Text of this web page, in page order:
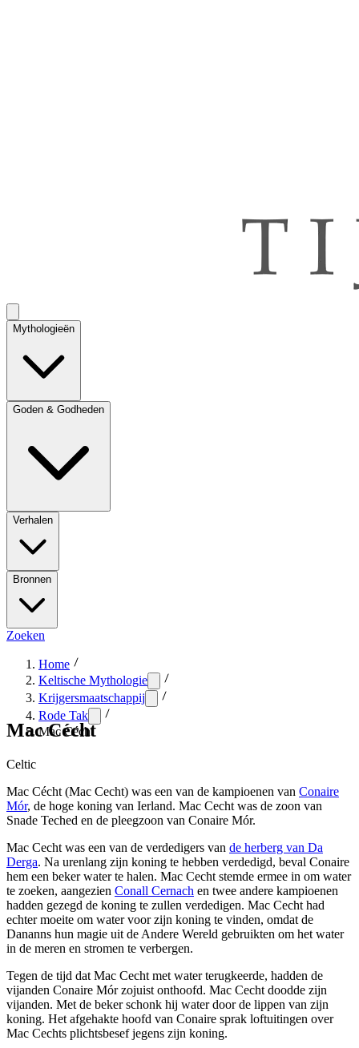
Mythologieën
Goden & Godheden
Verhalen
Bronnen
Zoeken
Home
Keltische Mythologie
Krijgersmaatschappij
Rode Tak
Mac Cécht
Mac Cécht
Celtic
Mac Cécht (Mac Cecht) was een van de kampioenen van Conaire
Mór, de hoge koning van Ierland. Mac Cecht was de zoon van
Snade Teched en de pleegzoon van Conaire Mór.
Mac Cecht was een van de verdedigers van de herberg van Da
Derga. Na urenlang zijn koning te hebben verdedigd, beval Conaire
hem een beker water te halen. Mac Cecht stemde ermee in om water
te zoeken, aangezien Conall Cernach en twee andere kampioenen
hadden gezegd de koning te zullen verdedigen. Mac Cecht had
echter moeite om water voor zijn koning te vinden, omdat de
Dananns hun magie uit de Andere Wereld gebruikten om het water
in de meren en stromen te verbergen.
Tegen de tijd dat Mac Cecht met water terugkeerde, hadden de
vijanden Conaire Mór zojuist onthoofd. Mac Cecht doodde zijn
vijanden. Met de beker schonk hij water door de lippen van zijn
koning. Het afgehakte hoofd van Conaire sprak loftuitingen over
Mac Cechts plichtsbesef jegens zijn koning.